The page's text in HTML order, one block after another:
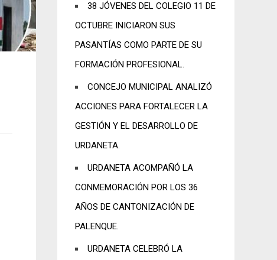
38 JÓVENES DEL COLEGIO 11 DE
OCTUBRE INICIARON SUS
PASANTÍAS COMO PARTE DE SU
FORMACIÓN PROFESIONAL.
CONCEJO MUNICIPAL ANALIZÓ
ACCIONES PARA FORTALECER LA
GESTIÓN Y EL DESARROLLO DE
URDANETA.
URDANETA ACOMPAÑÓ LA
CONMEMORACIÓN POR LOS 36
AÑOS DE CANTONIZACIÓN DE
PALENQUE.
URDANETA CELEBRÓ LA